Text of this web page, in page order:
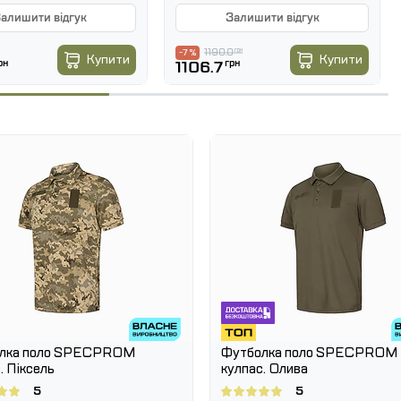
спорт, outdoor
відгук
Купити
Залишити відгук
1190.0грн
-7 %
1106.7грн Купити
поло SPECPROM
Піксель
5
Футболка поло SPECPROM
кулпас. Олива
5